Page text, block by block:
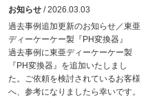
お知らせ / 2026.03.03
過去事例追加更新のお知らせ／東亜
ディーケーケー製『PH変換器』
過去事例に東亜ディーケーケー製
『PH変換器』を追加いたしまし
た。ご依頼を検討されているお客様
へ、参考になりましたら幸いです。